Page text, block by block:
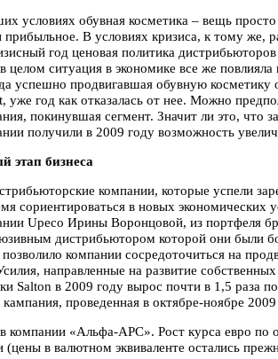
условиях обувная косметика – вещь
прибыльное. В условиях кризиса, к тому же,
год ценовая политика
целом ситуация в экономике все же
успешно продвигавшая обувную косметику
уже год как отказалась от нее. Можно
покинувшая сегмент. Значит ли это, что
получили в 2009 году возможность
этап бизнеса
компании, которые успели
сориентироваться в новых экономических
Upeco Ирины Воронцовой, из портфеля
дистрибьютором которой они были
компании сосредоточиться на
направленные на развитие
Salton в 2009 году вырос почти в 1,5 раза
проведенная в октябре-ноябре 2009
компании «Альфа-АРС». Рост курса евро по
(цены в валютном эквиваленте остались